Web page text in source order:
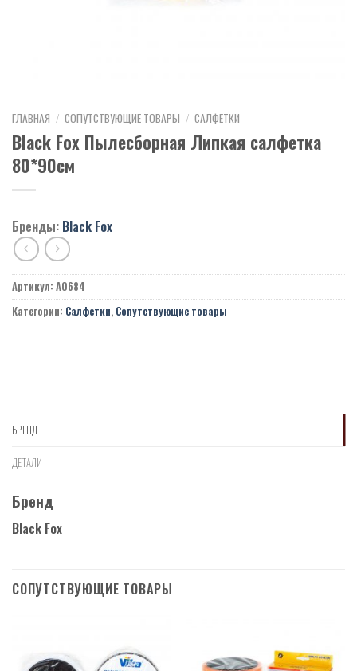
ГЛАВНАЯ / СОПУТСТВУЮЩИЕ ТОВАРЫ / САЛФЕТКИ
Black Fox Пылесборная Липкая салфетка
80*90см
Бренды: Black Fox
Артикул: A0684
Категории: Салфетки, Сопутствующие товары
БРЕНД
ДЕТАЛИ
Бренд
Black Fox
СОПУТСТВУЮЩИЕ ТОВАРЫ